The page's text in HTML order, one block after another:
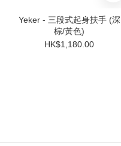
Yeker - 三段式起身扶手 (深
棕/黃色)
HK$1,180.00